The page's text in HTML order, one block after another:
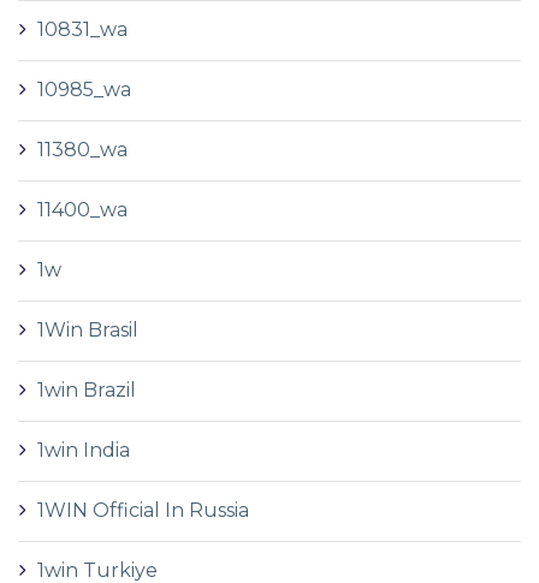
10831_wa
10985_wa
11380_wa
11400_wa
1w
1Win Brasil
1win Brazil
1win India
1WIN Official In Russia
1win Turkiye